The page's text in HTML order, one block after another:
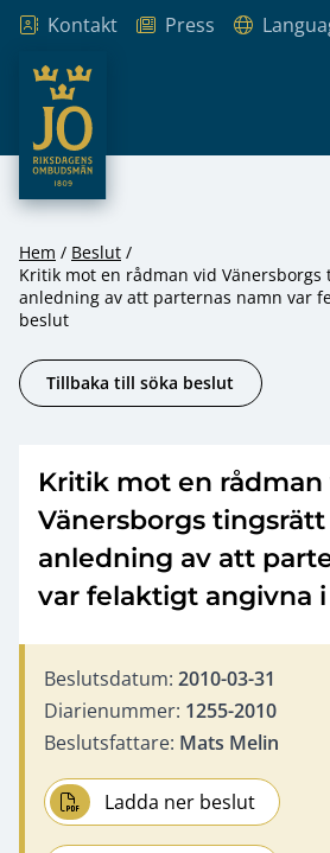
Hoppa till innehåll
Kontakt Press
JO – Riksdagens Ombudsmän
Hem
Beslut
Kritik mot en rådman vid Vänersborgs
anledning av att parternas namn var
beslut
Tillbaka till söka beslut
Kritik mot en rådman
Vänersborgs
anledning av att
var felaktigt angivna
Beslutsdatum: 2010-03-31
Diarienummer: 1255-2010
Beslutsfattare: Mats Melin
Ladda ner beslut